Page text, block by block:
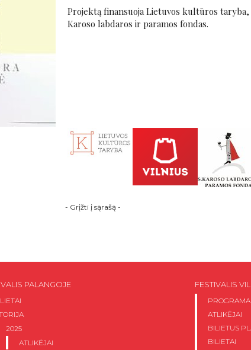
Projektą finansuoja Lietuvos kultūros taryba,
Karoso labdaros ir paramos fondas.
- Grįžti į sąrašą -
PALANGOJE
2025
ATLIKĖJAI
FESTIVALIS
PROGRAMA
ATLIKĖJAI
BILIETUS
BILIETAI